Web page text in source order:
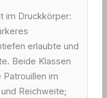
im Druckkörper:
erlaubte und
Beide Klassen
im
Reichweite;